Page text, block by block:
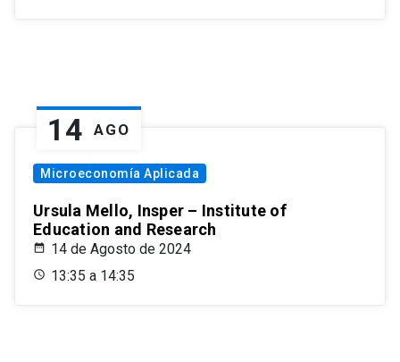
14 AGO
Microeconomía Aplicada
Ursula Mello, Insper – Institute of
Education and Research
14 de Agosto de 2024
13:35 a 14:35